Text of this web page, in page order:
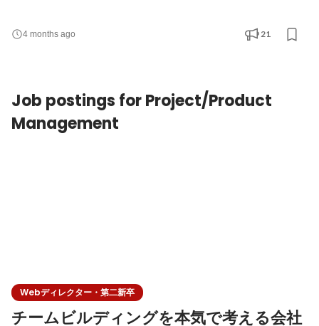
／バックエンド／インフラを横断した開発 ・技術選定やアーキテ
クチャ設計への関与 ・チームでの設計レビュー・コードレビュー
4 months ago 21
Job postings for Project/Product
Management
Webディレクター・第二新卒
チームビルディングを本気で考える会社